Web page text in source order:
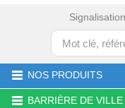
NOS PRODUITS
BARRIÈRE DE VILLE